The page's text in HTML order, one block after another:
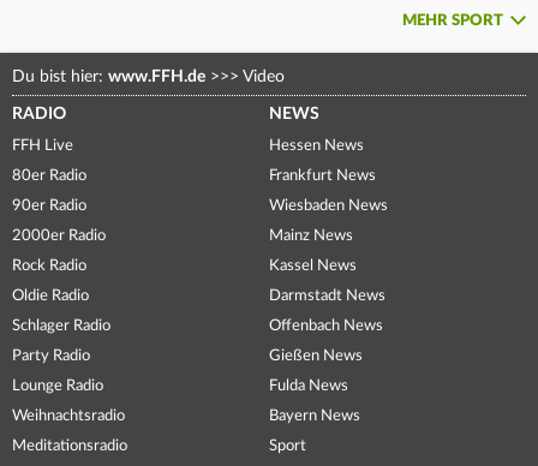
MEHR SPORT
Du bist hier: www.FFH.de >>> Video
RADIO
FFH Live
80er Radio
90er Radio
2000er Radio
Rock Radio
Oldie Radio
Schlager Radio
Party Radio
Lounge Radio
Weihnachtsradio
Meditationsradio
NEWS
Hessen News
Frankfurt News
Wiesbaden News
Mainz News
Kassel News
Darmstadt News
Offenbach News
Gießen News
Fulda News
Bayern News
Sport